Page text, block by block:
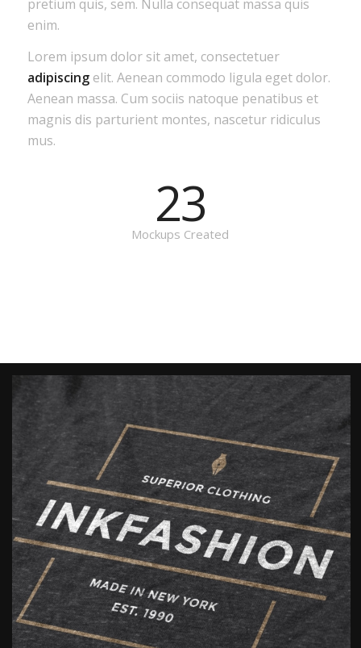
pretium quis, sem. Nulla consequat massa quis
enim.
Lorem ipsum dolor sit amet, consectetuer
adipiscingelit. Aenean commodo ligula eget dolor.
Aenean massa. Cum sociis natoque penatibus et
magnis dis parturient montes, nascetur ridiculus
mus.
23
Mockups Created